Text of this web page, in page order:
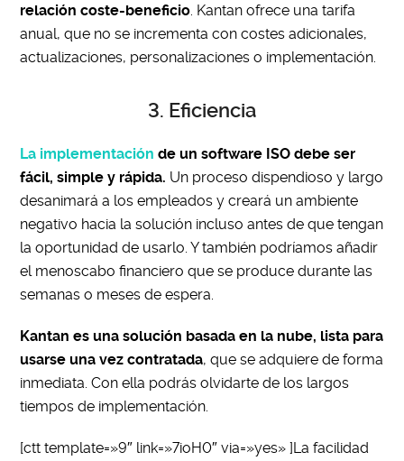
relación coste-beneficio . Kantan ofrece una tarifa
anual, que no se incrementa con costes adicionales,
actualizaciones, personalizaciones o implementación.
3. Eficiencia
La implementación de un software ISO debe ser
fácil, simple y rápida. Un proceso dispendioso y largo
desanimará a los empleados y creará un ambiente
negativo hacia la solución incluso antes de que tengan
la oportunidad de usarlo. Y también podríamos añadir
el menoscabo financiero que se produce durante las
semanas o meses de espera.
Kantan es una solución basada en la nube, lista para
usarse una vez contratada, que se adquiere de forma
inmediata. Con ella podrás olvidarte de los largos
tiempos de implementación.
[ctt template=»9″ link=»7ioH0″ via=»yes» ]La facilidad